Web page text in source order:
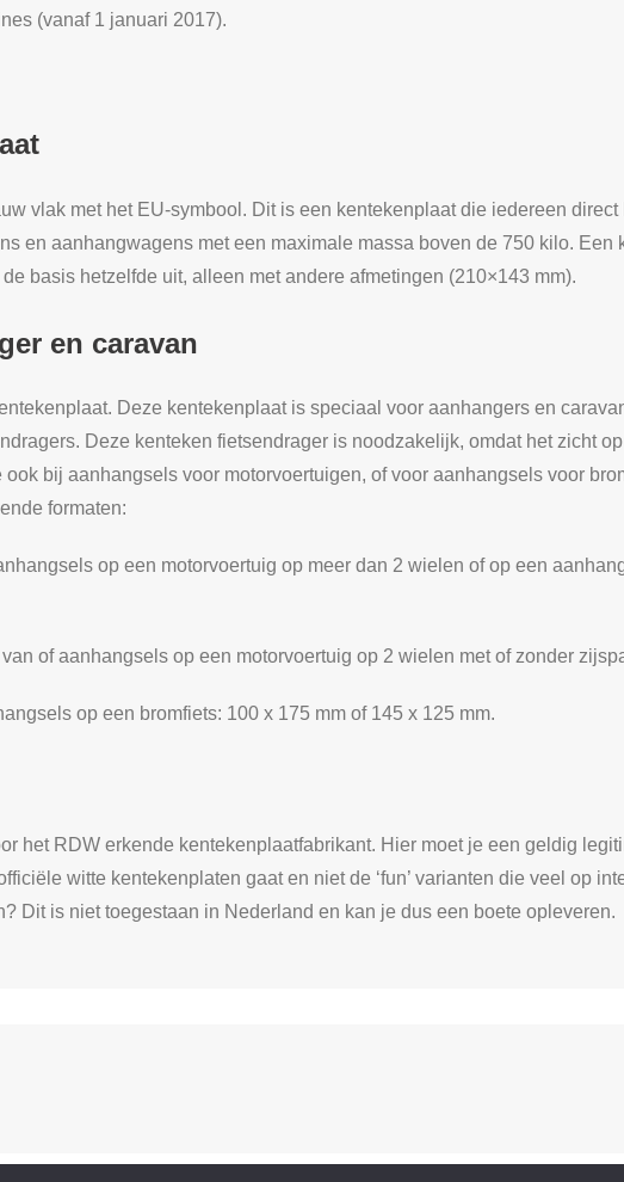
(vanaf 1 januari 2017).
vlak met het EU-symbool. Dit is een kentekenplaat die iedereen direct
en aanhangwagens met een maximale massa boven de 750 kilo. Een
basis hetzelfde uit, alleen met andere afmetingen (210×143 mm).
en caravan
Deze kentekenplaat is speciaal voor aanhangers en
Deze kenteken fietsendrager is noodzakelijk, omdat het zicht
bij aanhangsels voor motorvoertuigen, of voor aanhangsels voor
formaten:
op een motorvoertuig op meer dan 2 wielen of op een
of aanhangsels op een motorvoertuig op 2 wielen met of zonder
op een bromfiets: 100 x 175 mm of 145 x 125 mm.
het RDW erkende kentekenplaatfabrikant. Hier moet je een geldig
witte kentekenplaten gaat en niet de ‘fun’ varianten die veel op
Dit is niet toegestaan in Nederland en kan je dus een boete opleveren.